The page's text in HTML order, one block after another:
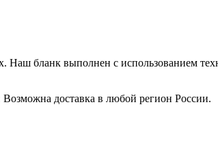
бланк выполнен с использованием
Возможна доставка в любой регион России.